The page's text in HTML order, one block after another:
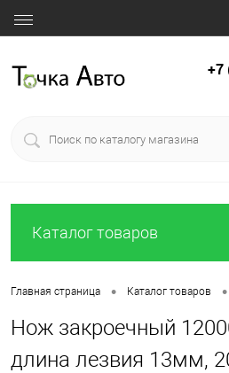
+7
Каталог товаров
Главная страница • Каталог товаров •
Нож закроечный
длина лезвия 13мм,